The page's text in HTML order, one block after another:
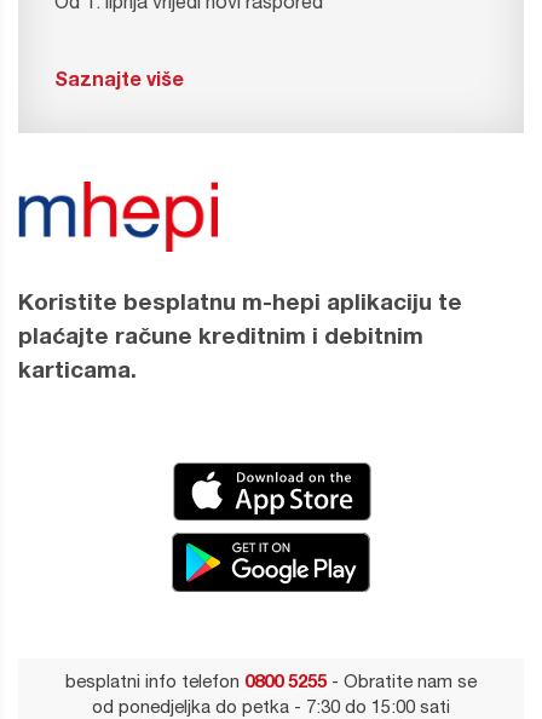
Od 1. lipnja vrijedi novi raspored
Saznajte više
Koristite besplatnu m-hepi aplikaciju te
plaćajte račune kreditnim i debitnim
karticama.
besplatni info telefon 0800 5255 - Obratite nam se
od ponedjeljka do petka - 7:30 do 15:00 sati